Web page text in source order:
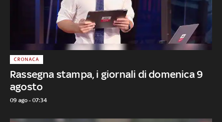
Rassegna stampa, i giornali di domenica 9
agosto
CRONACA
09 ago - 07:34